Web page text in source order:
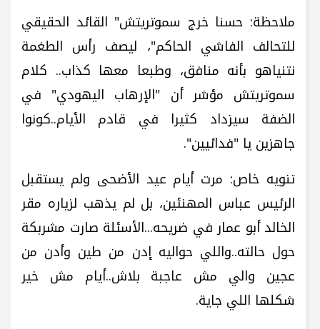
ملاحظة: حسنا خرج سموتريتش" القائد الحقيقي
للتحالف الفاشي الحاكم"، ليصف رأس الطغمة
نتنياهو بأنه منافق، وطبعا معها كذاب.. كلام
سموتريتش مؤشر أن "الإرهاب اليهودي" في
الضفة سيزداد كثيرا في قادم الأيام..كونوا
جاهزين يا "فدائيين".
تنويه خاص: مرت أيام عيد الأضحى ولم يستقبل
الرئيس عباس المهنئين، بل لم يذهب لزياره مقر
الخالد أبو عمار في ضريحه...الأسئلة صارت مشربكة
حول حالته..واللي حواليه إدن من طين وأدن من
عجين والي مش عاجبة بلاش..أيام مش خير
شكلها اللي جاية.